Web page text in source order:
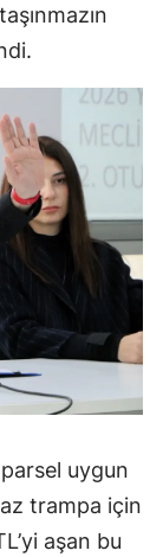
parsel uygun
trampa için
aşan bu